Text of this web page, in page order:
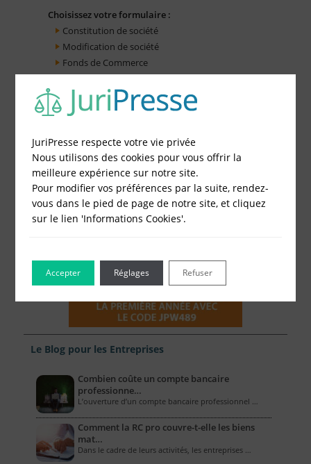
Choisissez votre formulaire :
Constitution de société
Modification de société
Fonds de Commerce
Cessation d'activité
Le Blog pour les Entreprises
Combien coûte un compte bancaire
professionne…
L’ouverture d’un compte bancaire professionnel …
Comment la RC pro couvre-t-elle les biens
mat…
Dans le cadre de leurs activités, les entreprises …
JuriPresse respecte votre vie privée
Nous utilisons des cookies pour vous offrir la
meilleure expérience sur notre site.
Pour modifier vos préférences par la suite, rendez-
vous dans le pied de page de notre site, et cliquez
sur le lien 'Informations Cookies'.
Accepter Refuser
Réglages